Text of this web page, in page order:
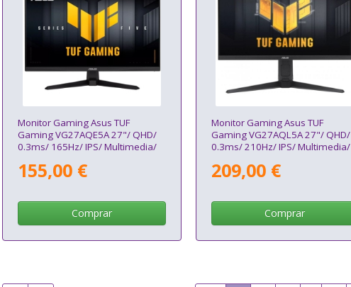
Monitor Gaming Asus TUF
Gaming VG27AQE5A 27"/ QHD/
0.3ms/ 165Hz/ IPS/ Multimedia/
155,00 €
Comprar
Monitor Gaming Asus TUF
Gaming VG27AQL5A 27"/ QHD/
0.3ms/ 210Hz/ IPS/ Multimedia/
209,00 €
Comprar